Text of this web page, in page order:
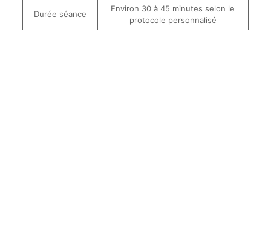
Durée séance
Environ 30 à 45 minutes selon le
protocole personnalisé